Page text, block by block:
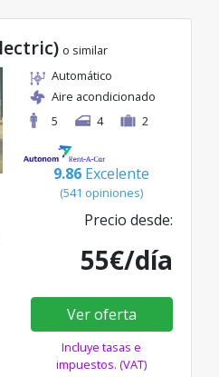
o similar
Automático
Aire acondicionado
5
4 2
9.86 Excelente
(541 opiniones)
Precio desde:
55€/día
Ver oferta
Incluye tasas e
impuestos. (VAT)